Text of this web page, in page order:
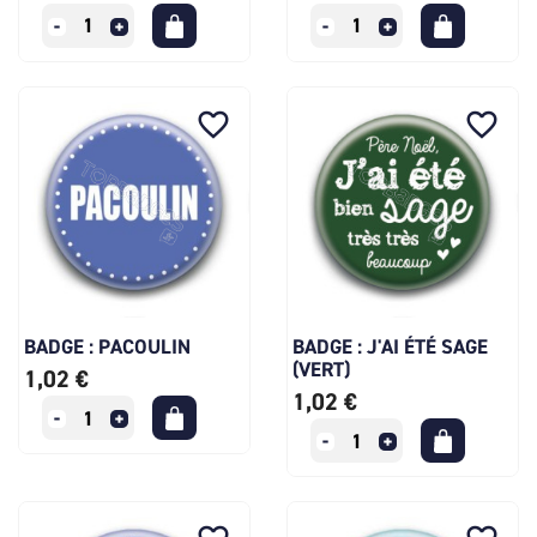
BADGE : PACOULIN
1,02 €
favorite_border
BADGE : J'AI ÉTÉ SAGE
(VERT)
1,02 €
favorite_border